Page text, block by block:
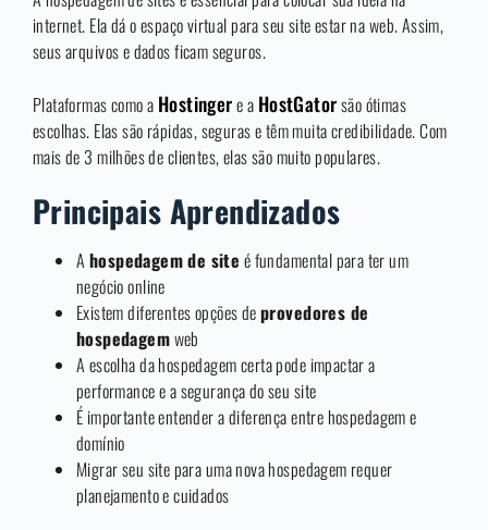
internet. Ela dá o espaço virtual para seu site estar na web. Assim,
seus arquivos e dados ficam seguros.
Plataformas como a Hostingere a HostGatorsão ótimas
escolhas. Elas são rápidas, seguras e têm muita credibilidade. Com
mais de 3 milhões de clientes, elas são muito populares.
Principais Aprendizados
A hospedagem de site é fundamental para ter um
negócio online
Existem diferentes opções deprovedores de
hospedagemweb
A escolha da hospedagem certa pode impactar a
performance e a segurança do seu site
É importante entender a diferença entre hospedagem e
domínio
Migrar seu site para uma nova hospedagem requer
planejamento e cuidados